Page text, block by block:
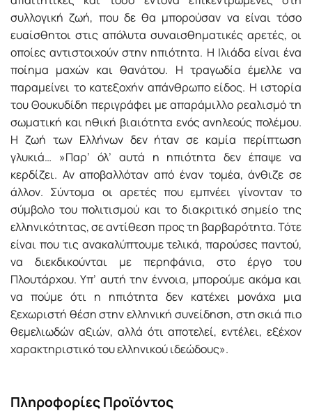
συλλογική ζωή, που δε θα μπορούσαν να είναι τόσο
ευαίσθητοι στις απόλυτα συναισθηματικές αρετές, οι
οποίες αντιστοιχούν στην ηπιότητα. Η Ιλιάδα είναι ένα
ποίημα μαχών και θανάτου. Η τραγωδία έμελλε να
παραμείνει το κατεξοχήν απάνθρωπο είδος. Η ιστορία
του Θουκυδίδη περιγράφει με απαράμιλλο ρεαλισμό τη
σωματική και ηθική βιαιότητα ενός ανηλεούς πολέμου.
Η ζωή των Ελλήνων δεν ήταν σε καμία περίπτωση
γλυκιά… »Παρ’ όλ’ αυτά η ηπιότητα δεν έπαψε να
κερδίζει. Αν αποβαλλόταν από έναν τομέα, άνθιζε σε
άλλον. Σύντομα οι αρετές που εμπνέει γίνονταν το
σύμβολο του πολιτισμού και το διακριτικό σημείο της
ελληνικότητας, σε αντί­θεση προς τη βαρβαρότητα. Τότε
είναι που τις ανακαλύπτουμε τελικά, παρούσες παντού,
να διεκδικούνται με περηφάνια, στο έργο του
Πλουτάρχου. Υπ’ αυτή την έννοια, μπορούμε ακόμα και
να πούμε ότι η ηπιότητα δεν κατέχει μονάχα μια
ξεχωριστή θέση στην ελληνική συνείδηση, στη σκιά πιο
θεμελιωδών αξιών, αλλά ότι αποτελεί, εντέλει, εξέχον
χαρακτηριστικό του ελληνικού ιδεώδους».
Πληροφορίες Προϊόντος